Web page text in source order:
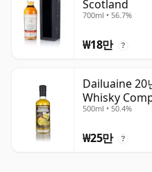
Scotland
700ml • 56.7%
₩18만 ?
Dailuaine 20
Whisky
500ml • 50.4%
₩25만 ?